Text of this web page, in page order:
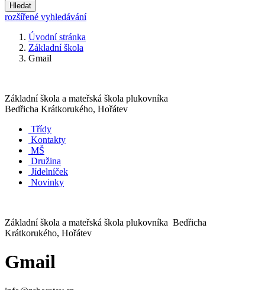
Hledat
rozšířené vyhledávání
Úvodní stránka
Základní škola
Gmail
Základní škola a mateřská škola plukovníka
Bedřicha Krátkorukého, Hořátev
Třídy
Kontakty
MŠ
Družina
Jídelníček
Novinky
Základní škola a mateřská škola plukovníka Bedřicha
Krátkorukého, Hořátev
Gmail